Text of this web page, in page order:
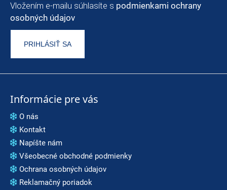
Vložením e-mailu súhlasíte s podmienkami ochrany
osobných údajov
PRIHLÁSIŤ SA
Informácie pre vás
O nás
Kontakt
Napíšte nám
Všeobecné obchodné podmienky
Ochrana osobných údajov
Reklamačný poriadok